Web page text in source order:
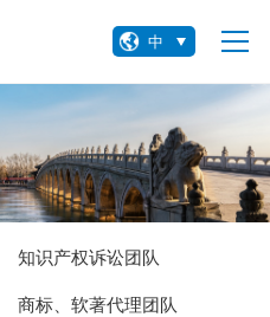
中
知识产权诉讼团队
商标、软著代理团队